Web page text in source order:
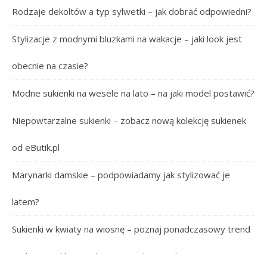
Rodzaje dekoltów a typ sylwetki – jak dobrać odpowiedni?
Stylizacje z modnymi bluzkami na wakacje – jaki look jest
obecnie na czasie?
Modne sukienki na wesele na lato – na jaki model postawić?
Niepowtarzalne sukienki – zobacz nową kolekcję sukienek
od eButik.pl
Marynarki damskie – podpowiadamy jak stylizować je
latem?
Sukienki w kwiaty na wiosnę – poznaj ponadczasowy trend